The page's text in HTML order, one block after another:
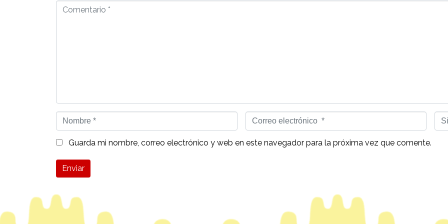
Comentario
Nombre
Correo
electrónico
*
Guarda mi nombre, correo electrónico y web en este navegador para la próxima vez que comente.
Enviar